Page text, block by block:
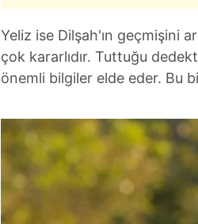
Yeliz ise Dilşah'ın geçmişini
çok kararlıdır. Tuttuğu
önemli bilgiler elde eder. Bu